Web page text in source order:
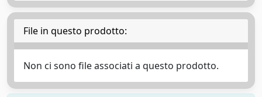
File in questo prodotto:
Non ci sono file associati a questo prodotto.